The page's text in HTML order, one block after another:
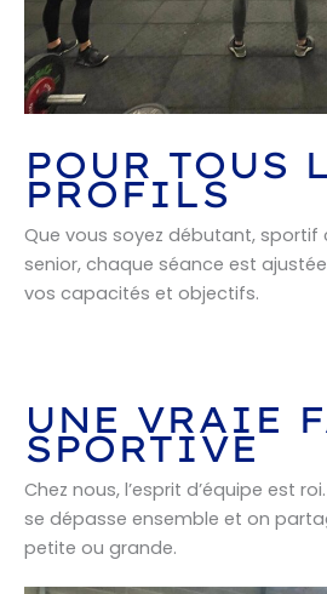
POUR TOUS
PROFILS
Que vous soyez débutant, sportif
senior, chaque séance est
vos capacités et objectifs.
UNE VRAIE
SPORTIVE
Chez nous, l’esprit d’équipe est
se dépasse ensemble et on
petite ou grande.